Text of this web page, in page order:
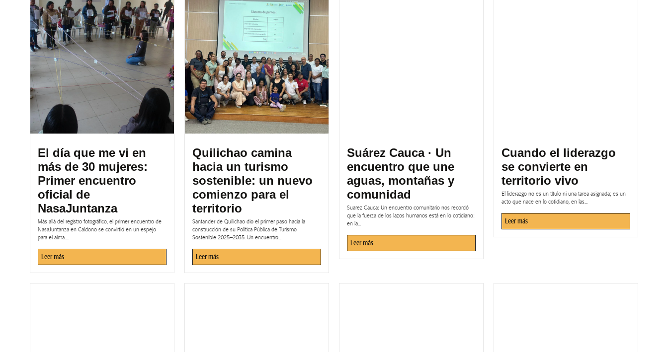
El día que me vi en
más de 30 mujeres:
Primer encuentro
oficial de
NasaJuntanza
Más allá del registro fotográfico, el primer encuentro de
NasaJuntanza en Caldono se convirtió en un espejo
para el alma....
Leer más
Quilichao camina
hacia un turismo
sostenible: un nuevo
comienzo para el
territorio
Santander de Quilichao dio el primer paso hacia la
construcción de su Política Pública de Turismo
Sostenible 2025–2035. Un encuentro...
Leer más
Suárez Cauca · Un
encuentro que une
aguas, montañas y
comunidad
Suarez Cauca: Un encuentro comunitario nos recordó
que la fuerza de los lazos humanos está en lo cotidiano:
en la...
Leer más
Cuando el liderazgo
se convierte en
territorio vivo
El liderazgo no es un título ni una tarea asignada; es un
acto que nace en lo cotidiano, en las...
Leer más